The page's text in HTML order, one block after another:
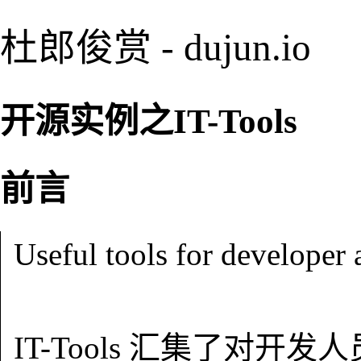
杜郎俊赏 - dujun.io
开源实例之IT-Tools
前言
Useful tools for
IT-Tools 汇集了对开发